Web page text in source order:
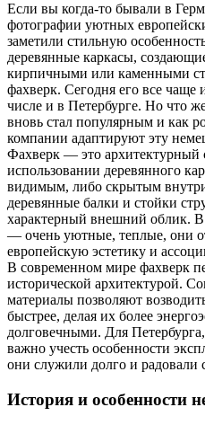
Если вы когда-то бывали в
фотографии уютных
заметили стильную
деревянные каркасы,
кирпичными или каменными
фахверк. Сегодня его все
числе и в Петербурге. Но что
вновь стал популярным и как
компании адаптируют эту
Фахверк — это архитектурный
использовании деревянного
видимым, либо скрытым
деревянные балки и стойки
характерный внешний облик. В
— очень уютные, теплые, они
европейскую эстетику и
В современном мире фахверк
исторической архитектурой.
материалы позволяют
быстрее, делая их более
долговечными. Для
важно учесть особенности
они служили долго и радовали
История и особенности